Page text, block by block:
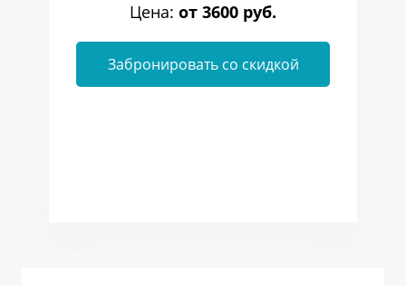
Цена: от 3600 руб.
Забронировать со скидкой